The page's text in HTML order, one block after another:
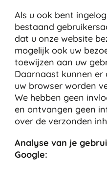
Als u ook bent
bestaand
dat u onze website
mogelijk ook uw
toewijzen aan uw
Daarnaast kunnen er
uw browser worden
We hebben geen
en ontvangen geen
over de verzonden
Analyse van je
Google: